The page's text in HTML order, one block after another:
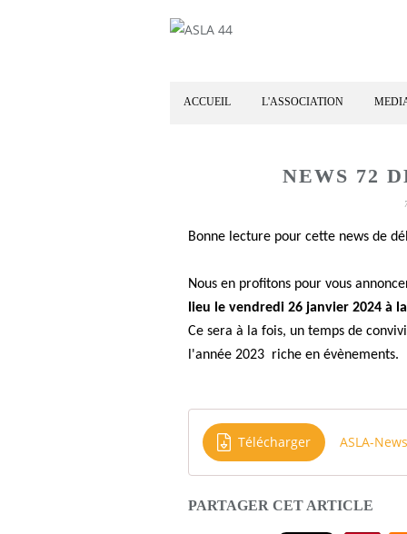
ACCUEIL L'ASSOCIATION
NEWS 72
Bonne lecture pour cette news de
Nous en profitons pour vous
lieu le vendredi 26 janvier 2024 à
Ce sera à la fois, un temps de
l'année 2023 riche en évènements.
Télécharger ASLA-
PARTAGER CET ARTICLE